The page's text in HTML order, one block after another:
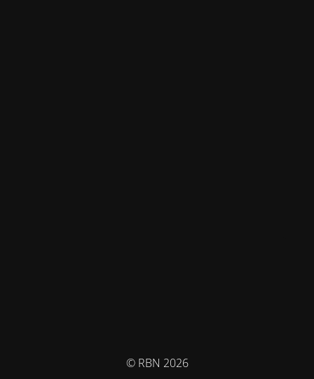
© RBN 2026